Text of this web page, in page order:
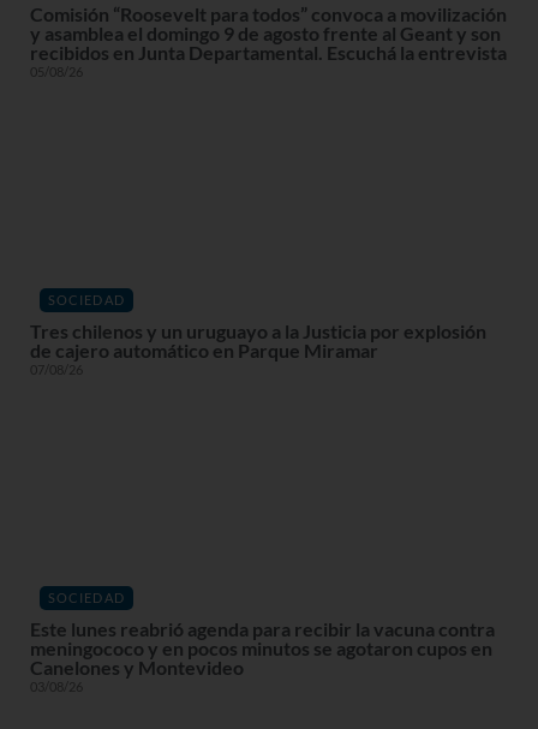
Comisión “Roosevelt para todos” convoca a movilización
y asamblea el domingo 9 de agosto frente al Geant y son
recibidos en Junta Departamental. Escuchá la entrevista
05/08/26
SOCIEDAD
Tres chilenos y un uruguayo a la Justicia por explosión
de cajero automático en Parque Miramar
07/08/26
SOCIEDAD
Este lunes reabrió agenda para recibir la vacuna contra
meningococo y en pocos minutos se agotaron cupos en
Canelones y Montevideo
03/08/26